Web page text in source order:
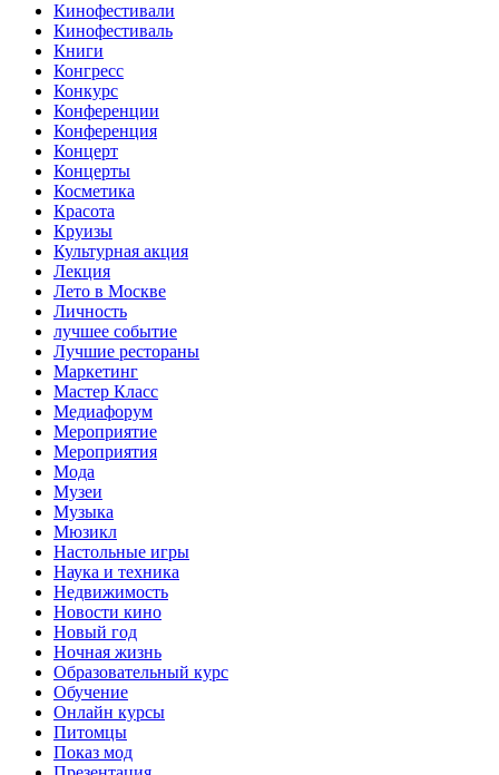
Кинофестивали
Кинофестиваль
Книги
Конгресс
Конкурс
Конференции
Конференция
Концерт
Концерты
Косметика
Красота
Круизы
Культурная акция
Лекция
Лето в Москве
Личность
лучшее событие
Лучшие рестораны
Маркетинг
Мастер Класс
Медиафорум
Мероприятие
Мероприятия
Мода
Музеи
Музыка
Мюзикл
Настольные игры
Наука и техника
Недвижимость
Новости кино
Новый год
Ночная жизнь
Образовательный курс
Обучение
Онлайн курсы
Питомцы
Показ мод